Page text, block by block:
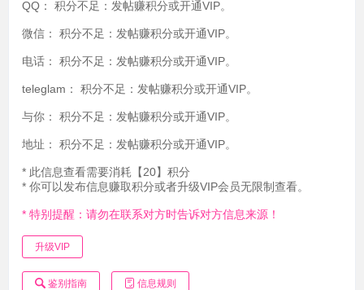
QQ： 积分不足：发帖赚积分或开通VIP。
微信： 积分不足：发帖赚积分或开通VIP。
电话： 积分不足：发帖赚积分或开通VIP。
teleglam： 积分不足：发帖赚积分或开通VIP。
与你： 积分不足：发帖赚积分或开通VIP。
地址： 积分不足：发帖赚积分或开通VIP。
* 此信息查看需要消耗【20】积分
* 你可以发布信息赚取积分或者升级VIP会员无限制查看。
* 特别提醒：请勿在联系对方时告诉对方信息来源！
升级VIP
鉴别指南 信息规则